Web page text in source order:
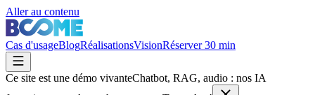
Aller au contenu
Cas d'usageBlogRéalisationsVisionRéserver 30 min
Ce site est une démo vivanteChatbot, RAG, audio : nos IA